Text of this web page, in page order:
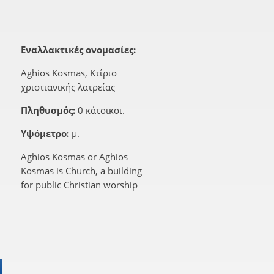
Εναλλακτικές ονομασίες:
Aghios Kosmas, Κτίριο
χριστιανικής λατρείας
Πληθυσμός: 0 κάτοικοι.
Υψόμετρο: μ.
Aghios Kosmas or Aghios
Kosmas is Church, a building
for public Christian worship